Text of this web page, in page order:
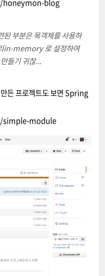
blog
부분은 목객체를 사용하
in-memory 로 설정하여
들기 귀찮...
든 프로젝트도 보면 Spring
module